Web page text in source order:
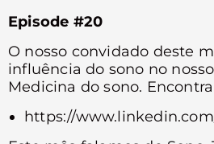
Episode #20
O nosso convidado deste
influência do sono no
Medicina do sono.
https://